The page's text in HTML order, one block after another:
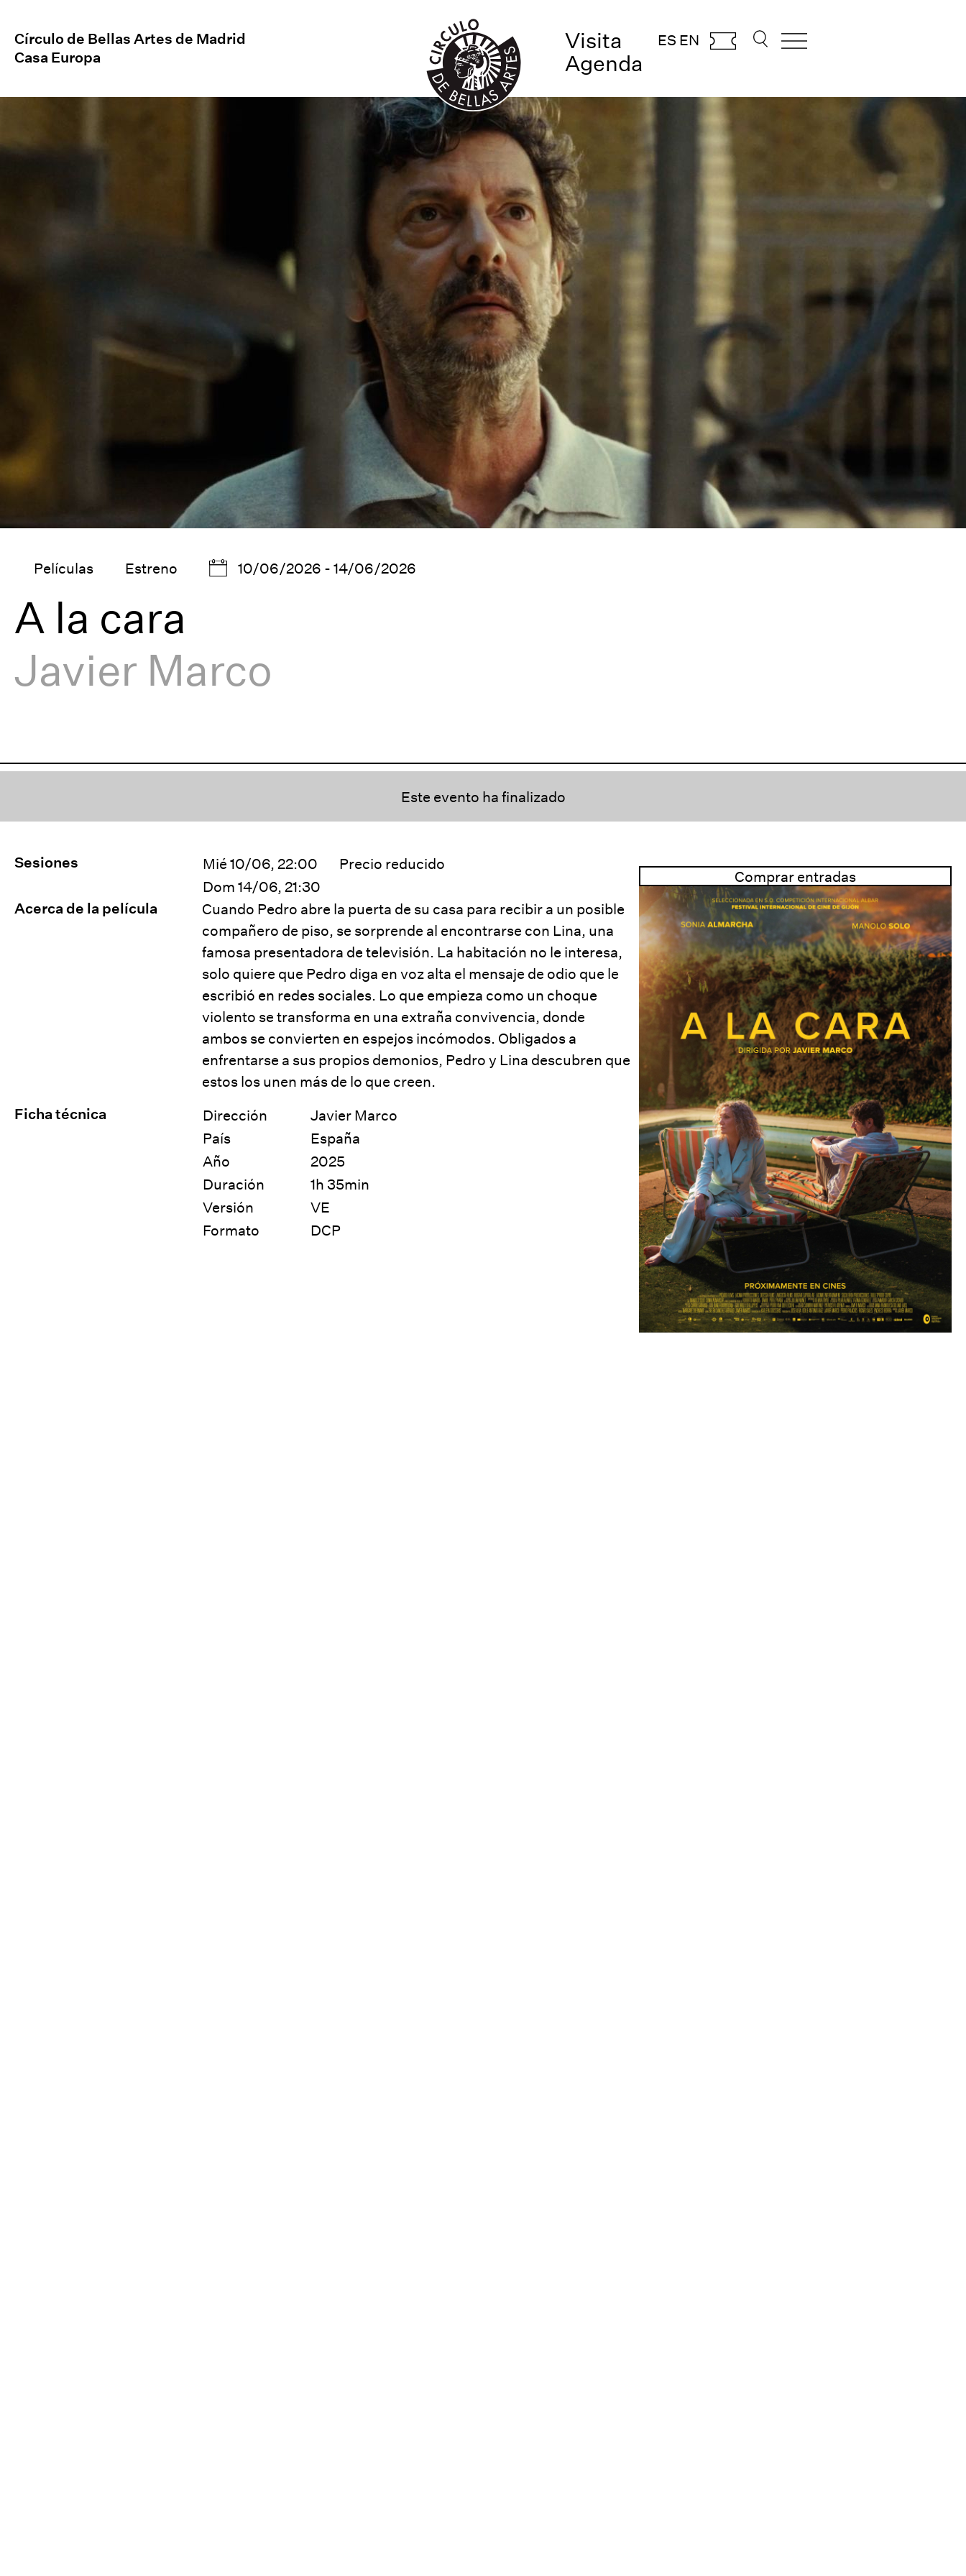
Círculo de Bellas Artes de Madrid
Casa Europa
Visita
Agenda
ES EN
Películas Estreno 10/06/2026 - 14/06/2026
A la cara
Javier Marco
Este evento ha finalizado
Sesiones Mié 10/06, 22:00
Precio reducido
Dom 14/06, 21:30
Acerca de la película
Cuando Pedro abre la puerta de su casa para recibir a un posible
compañero de piso, se sorprende al encontrarse con Lina, una
famosa presentadora de televisión. La habitación no le interesa,
solo quiere que Pedro diga en voz alta el mensaje de odio que le
escribió en redes sociales. Lo que empieza como un choque
violento se transforma en una extraña convivencia, donde
ambos se convierten en espejos incómodos. Obligados a
enfrentarse a sus propios demonios, Pedro y Lina descubren que
estos los unen más de lo que creen.
Ficha técnica
Dirección
Javier Marco
País
España
Año
2025
Duración
1h 35min
Versión
VE
Formato
DCP
Comprar entradas